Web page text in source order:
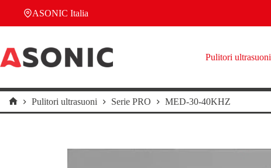
contenuto
ASONIC Italia
Pulitori ultrasuoni
Home
Pulitori ultrasuoni Serie PRO MED-30-40KHZ